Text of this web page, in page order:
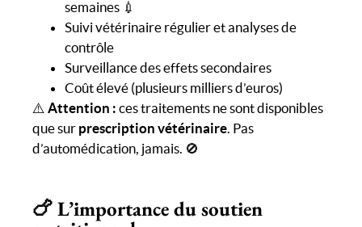
semaines 💉
Suivi vétérinaire régulier et analyses de
contrôle
Surveillance des effets secondaires
Coût élevé (plusieurs milliers d’euros)
⚠️ Attention : ces traitements ne sont disponibles
que sur prescription vétérinaire. Pas
d’automédication, jamais. 🚫
🍗 L’importance du soutien